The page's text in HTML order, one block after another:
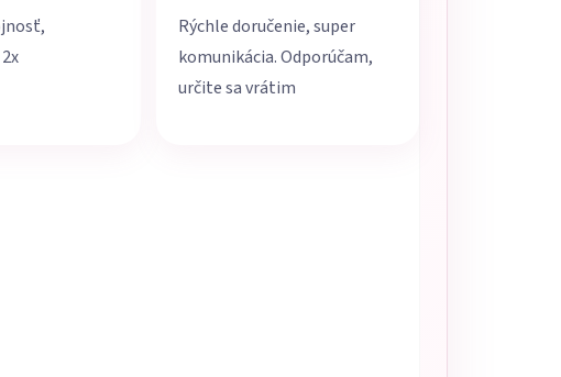
Rýchle doručenie, super
komunikácia. Odporúčam,
určite sa vrátim